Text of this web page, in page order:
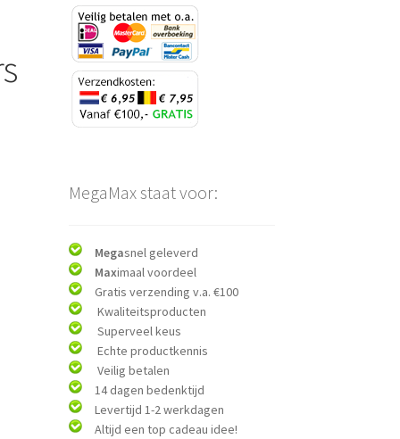
MegaMax staat voor:
Megasnel geleverd
Maximaal voordeel
Gratis verzending v.a. €100
Kwaliteitsproducten
Superveel keus
Echte productkennis
Veilig betalen
14 dagen bedenktijd
Levertijd 1-2 werkdagen
Altijd een top cadeau idee!